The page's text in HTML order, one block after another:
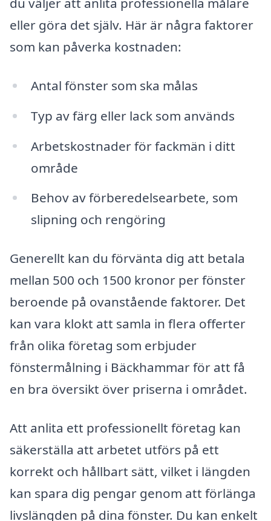
eller göra det själv. Här är några faktorer
som kan påverka kostnaden:
Antal fönster som ska målas
Typ av färg eller lack som används
Arbetskostnader för fackmän i ditt
område
Behov av förberedelsearbete, som
slipning och rengöring
Generellt kan du förvänta dig att betala
mellan 500 och 1500 kronor per fönster
beroende på ovanstående faktorer. Det
kan vara klokt att samla in flera offerter
från olika företag som erbjuder
fönstermålning i Bäckhammar för att få
en bra översikt över priserna i området.
Att anlita ett professionellt företag kan
säkerställa att arbetet utförs på ett
korrekt och hållbart sätt, vilket i längden
kan spara dig pengar genom att förlänga
livslängden på dina fönster. Du kan enkelt